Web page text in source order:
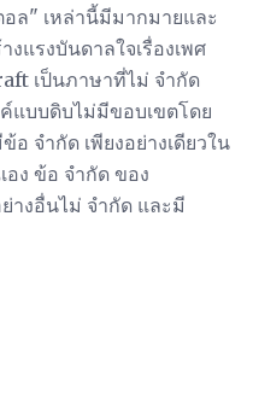
ล" เหล่านี้มีมากมายและ
แรงบันดาลใจเรื่องเพศ
เป็นภาษาที่ไม่ จำกัด
แบบดิบไม่มีขอบเขตโดย
จำกัด เพียงอย่างเดียวใน
ง ข้อ จำกัด ของ
างอื่นไม่ จำกัด และมี